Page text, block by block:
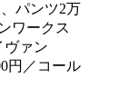
パンツ2万
ワークス
ヴァン
円／コール